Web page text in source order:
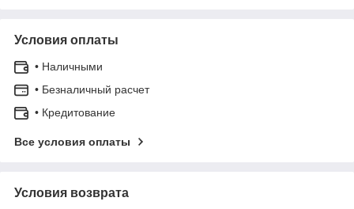
Условия оплаты
• Наличными
• Безналичный расчет
• Кредитование
Все условия оплаты
Условия возврата